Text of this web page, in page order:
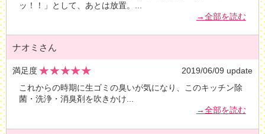
ッ！！」として、あとは放置。
→全部を読む
ナオミさん
満足度
2019/06/09 update
これからの時期に生ゴミの臭いが気になり、このキッチン除
菌・洗浄・消臭剤を吹きかけ...
→全部を読む